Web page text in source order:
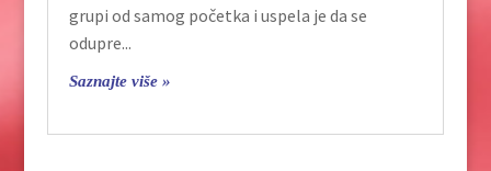
grupi od samog početka i uspela je da se
odupre...
Saznajte više »